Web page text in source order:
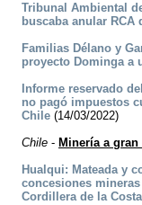
Tribunal Ambiental
buscaba anular
Familias Délano y
proyecto Dominga a
Informe reservado
no pagó impuestos
Chile (14/03/2022)
Chile - Minería a gran
Hualqui: Mateada y
concesiones
Cordillera de la Costa